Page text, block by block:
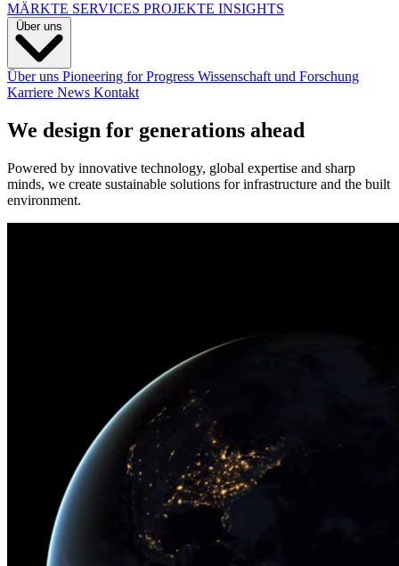
MÄRKTE SERVICES PROJEKTE INSIGHTS
Über uns Pioneering for Progress Wissenschaft und Forschung
Karriere News Kontakt
We design for generations ahead
Powered by innovative technology, global expertise and sharp
minds, we create sustainable solutions for infrastructure and the built
environment.